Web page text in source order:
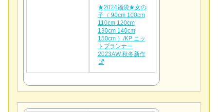
★2024福袋★女の
子（ 90cm 100cm
110cm 120cm
130cm 140cm
150cm ）/KP ニッ
トプランナー
2023AW 秋冬新作